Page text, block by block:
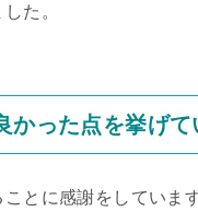
た。
った点を挙げて
とに感謝をしています